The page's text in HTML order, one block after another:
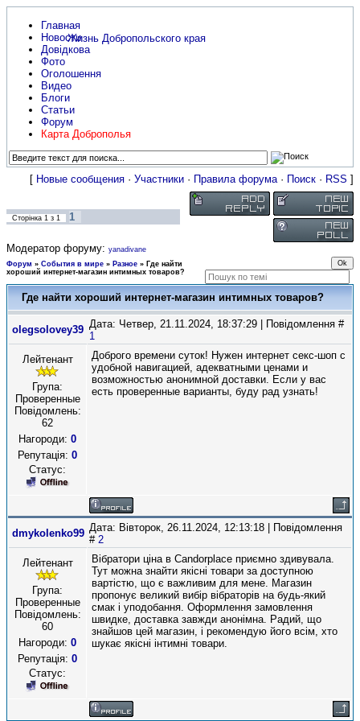
Главная
Новости
Довідкова
Фото
Оголошення
Видео
Блоги
Статьи
Форум
Карта Доброполья
Жизнь Добропольского края
[ Новые сообщения · Участники · Правила форума· Поиск · RSS ]
Сторінка 1 з 1 1
Модератор форуму: yanadivane
Форум » События в мире » Разное » Где найти
хороший интернет-магазин интимных товаров?
Где найти хороший интернет-магазин интимных товаров?
olegsolovey39 Дата: Четвер, 21.11.2024, 18:37:29 | Повідомлення #
1
Лейтенант
Група:
Проверенные
Повідомлень:
62
Нагороди: 0
Репутація: 0
Статус:
Доброго времени суток! Нужен интернет секс-шоп с
удобной навигацией, адекватными ценами и
возможностью анонимной доставки. Если у вас
есть проверенные варианты, буду рад узнать!
dmykolenko99 Дата: Вівторок, 26.11.2024, 12:13:18 | Повідомлення
# 2
Лейтенант
Група:
Проверенные
Повідомлень:
60
Нагороди: 0
Репутація: 0
Статус:
Вібратори ціна в Candorplace приємно здивувала.
Тут можна знайти якісні товари за доступною
вартістю, що є важливим для мене. Магазин
пропонує великий вибір вібраторів на будь-який
смак і уподобання. Оформлення замовлення
швидке, доставка завжди анонімна. Радий, що
знайшов цей магазин, і рекомендую його всім, хто
шукає якісні інтимні товари.